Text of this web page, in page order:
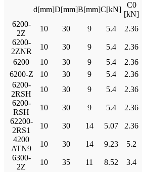
d[mm]D[mm]B[mm]C[kN]
C0
[kN]
6200-
2Z
10 30 9 5.4 2.36
6200-
2ZNR
10 30 9 5.4 2.36
6200
10 30 9 5.4 2.36
6200-Z
10 30 9 5.4 2.36
6200-
2RSH
10 30 9 5.4 2.36
6200-
RSH
10 30 9 5.4 2.36
62200-
2RS1
10 30 14 5.07 2.36
4200
ATN9
10 30 14 9.23 5.2
6300-
2Z
10 35 11 8.52 3.4